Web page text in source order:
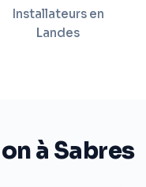
Installateurs en
Landes
à Sabres